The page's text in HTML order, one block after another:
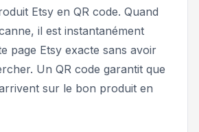
Etsy en QR code. Quand
il est instantanément
page Etsy exacte sans avoir
Un QR code garantit que
sur le bon produit en